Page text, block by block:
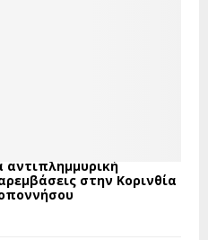
αντιπλημμυρική
στην Κορινθία